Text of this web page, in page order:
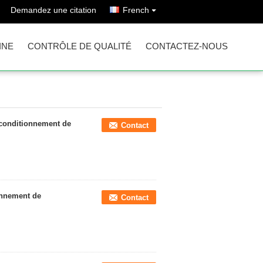
Demandez une citation French
CONTRÔLE DE QUALITÉ CONTACTEZ-NOUS
de Contact
de Contact